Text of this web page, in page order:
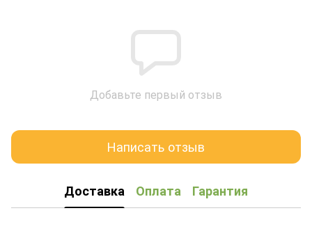
Добавьте первый отзыв
Написать отзыв
Доставка Оплата Гарантия